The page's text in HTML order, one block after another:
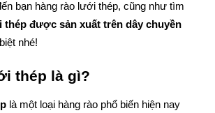
bạn hàng rào lưới thép, cũng như tìm
thép được sản xuất trên dây chuyền
nhé!
thép là gì?
là một loại hàng rào phổ biến hiện nay